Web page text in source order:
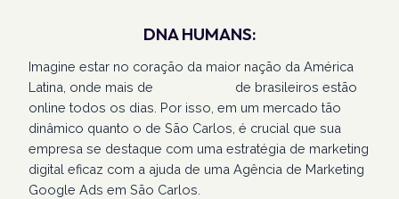
DNA HUMANS:
Imagine estar no coração da maior nação da América
Latina, onde mais de
de brasileiros estão
online todos os dias. Por isso, em um mercado tão
dinâmico quanto o de São Carlos, é crucial que sua
empresa se destaque com uma estratégia de marketing
digital eficaz com a ajuda de uma Agência de Marketing
Google Ads em São Carlos.